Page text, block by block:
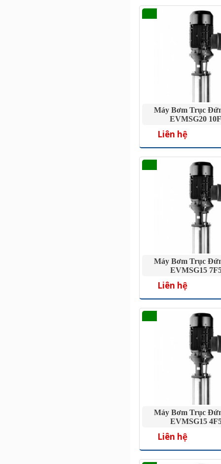
Máy Bơm Trục
EVMSG20
Liên hệ
Máy Bơm Trục
EVMSG15
Liên hệ
Máy Bơm Trục
EVMSG15
Liên hệ